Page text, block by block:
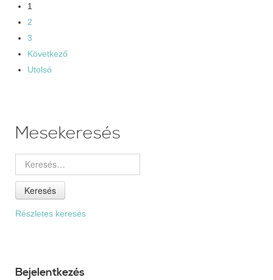
1
2
3
Következő
Utolsó
Mesekeresés
Keresés
Részletes keresés
Bejelentkezés